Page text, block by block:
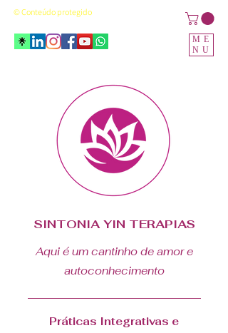
ME
NU
© Conteúdo protegido
SINTONIA YIN TERAPIAS
Aqui é um cantinho de amor e
autoconhecimento
Práticas Integrativas e